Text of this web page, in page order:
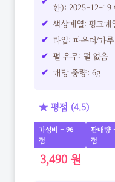
한): 2025-12-19
색상계열: 핑크계
타입: 파우더/가루
펄 유무: 펄 없음
개당 중량: 6g
★ 평점 (4.5)
가성비 - 96
점
판매량
점
3,490 원